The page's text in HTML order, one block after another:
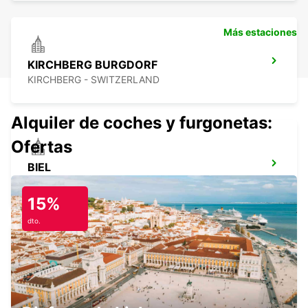
KIRCHBERG BURGDORF
KIRCHBERG - SWITZERLAND
BIEL
BIEL - SWITZERLAND
THUN, AMAG
THUN - SWITZERLAND
Más estaciones
Alquiler de coches y furgonetas:
Ofertas
15%
dto.